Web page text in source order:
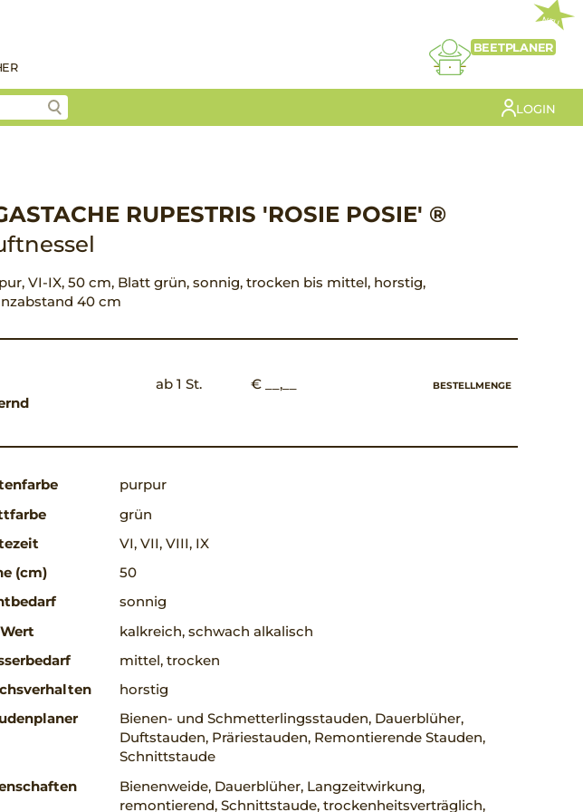
NEU
BEETPLANER
LOGIN
RUPESTRIS 'ROSIE POSIE' ®
VI-IX, 50 cm, Blatt grün, sonnig, trocken bis mittel, horstig,
40 cm
ab 1 St. € __,__ BESTELLMENGE
purpur
grün
VI, VII, VIII, IX
(cm)
50
sonnig
kalkreich, schwach alkalisch
mittel, trocken
horstig
Bienen- und Schmetterlingsstauden, Dauerblüher,
Duftstauden, Präriestauden, Remontierende Stauden,
Schnittstaude
Bienenweide, Dauerblüher, Langzeitwirkung,
remontierend, Schnittstaude, trockenheitsverträglich,